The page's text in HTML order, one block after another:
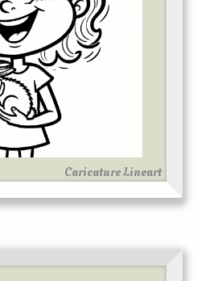
Caricature Lineart